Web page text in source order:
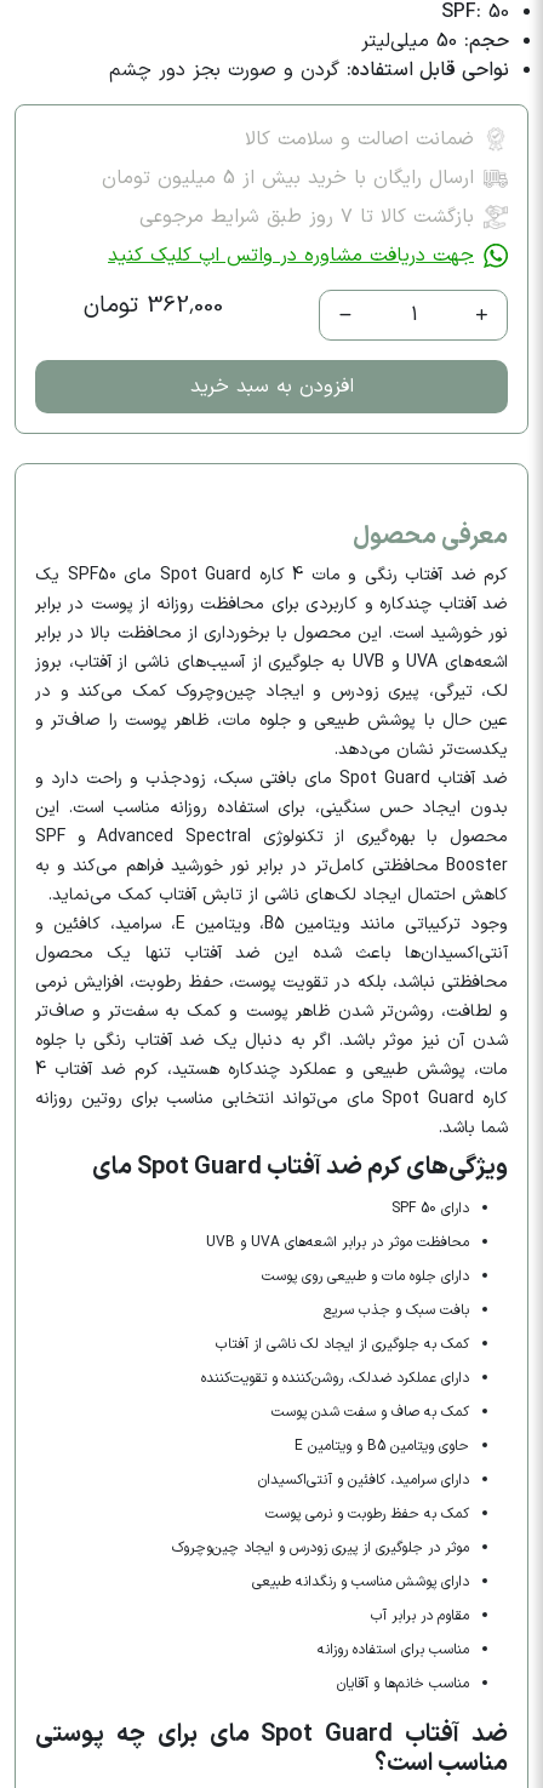
SPF: 50
حجم:
نواحی قابل استفاده: گردن و صورت بجز دور چشم
ضمانت اصالت و سلامت کالا
ارسال رایگان با خرید بیش از 5 میلیون تومان
بازگشت کالا تا ۷ روز طبق شرایط مرجوعی
جهت دریافت مشاوره در واتس اپ کلیک کنید
1 362,000 تومان
افزودن به سبد خرید
معرفی محصول
کرم ضد آفتاب رنگی و مات 4 کاره Spot Guard مای SPF50 یک
ضد آفتاب چندکاره و کاربردی برای محافظت روزانه از پوست در برابر
نور خورشید است. این محصول با برخورداری از محافظت بالا در برابر
اشعه‌های UVA و UVB به جلوگیری از آسیب‌های ناشی از آفتاب، بروز
لک، تیرگی، پیری زودرس و ایجاد چین‌وچروک کمک می‌کند و در
عین حال با پوشش طبیعی و جلوه مات، ظاهر پوست را صاف‌تر و
یکدست‌تر نشان می‌دهد.
ضد آفتاب Spot Guard مای بافتی سبک، زودجذب و راحت دارد و
بدون ایجاد حس سنگینی، برای استفاده روزانه مناسب است. این
محصول با بهره‌گیری از تکنولوژی Advanced Spectral و SPF
Booster محافظتی کامل‌تر در برابر نور خورشید فراهم می‌کند و به
کاهش احتمال ایجاد لک‌های ناشی از تابش آفتاب کمک می‌نماید.
وجود ترکیباتی مانند ویتامین B5، ویتامین E، سرامید، کافئین و
آنتی‌اکسیدان‌ها باعث شده این ضد آفتاب تنها یک محصول
محافظتی نباشد، بلکه در تقویت پوست، حفظ رطوبت، افزایش نرمی
و لطافت، روشن‌تر شدن ظاهر پوست و کمک به سفت‌تر و صاف‌تر
شدن آن نیز موثر باشد. اگر به دنبال یک ضد آفتاب رنگی با جلوه
مات، پوشش طبیعی و عملکرد چندکاره هستید، کرم ضد آفتاب 4
کاره Spot Guard مای می‌تواند انتخابی مناسب برای روتین روزانه
شما باشد.
ویژگی‌های کرم ضد آفتاب Spot Guard مای
دارای SPF 50
محافظت موثر در برابر اشعه‌های UVA و UVB
دارای جلوه مات و طبیعی روی پوست
بافت سبک و جذب سریع
کمک به جلوگیری از ایجاد لک ناشی از آفتاب
دارای عملکرد ضدلک، روشن‌کننده و تقویت‌کننده
کمک به صاف و سفت شدن پوست
حاوی ویتامین B5 و ویتامین E
دارای سرامید، کافئین و آنتی‌اکسیدان
کمک به حفظ رطوبت و نرمی پوست
موثر در جلوگیری از پیری زودرس و ایجاد چین‌وچروک
دارای پوشش مناسب و رنگدانه طبیعی
مقاوم در برابر آب
مناسب برای استفاده روزانه
مناسب خانم‌ها و آقایان
ضد آفتاب Spot Guard مای برای چه پوستی
مناسب است؟